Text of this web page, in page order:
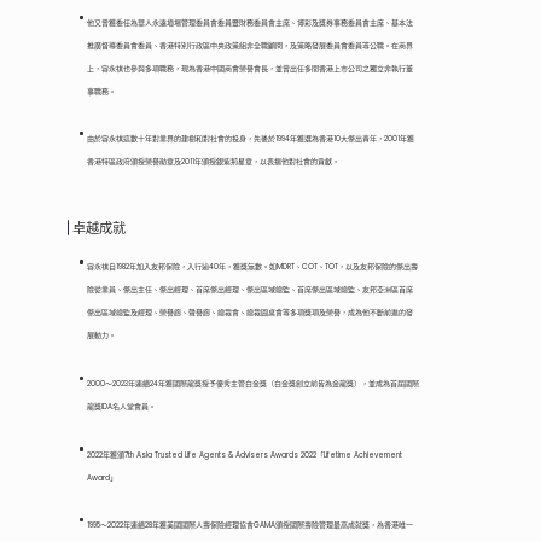
他又曾獲委任為華人永遠墳場管理委員會委員暨財務委員會主席、博彩及獎券事務委員會主席、基本法
推廣督導委員會委員、香港特別行政區中央政策組非全職顧問，及策略發展委員會委員等公職。在商界
上，容永祺也參與多項職務，現為香港中國商會榮譽會長，並曾出任多間香港上市公司之獨立非執行董
事職務。
由於容永祺這數十年對業界的建樹和對社會的投身，先後於1994年獲選為香港10大傑出青年，2001年獲
香港特區政府頒授榮譽勛章及2011年頒授銀紫荊星章，以表揚他對社會的貢獻。
卓越成就
容永祺自1982年加入友邦保險，入行逾40年，獲獎無數。如MDRT、COT、TOT，以及友邦保險的傑出壽
險從業員、傑出主任、傑出經理、首席傑出經理、傑出區域總監、首席傑出區域總監、友邦亞洲區首席
傑出區域總監及經理、榮譽廊、聲譽廊、總裁會、總裁圓桌會等多項獎項及榮譽，成為他不斷前進的發
展動力。
2000～2023年連續24年獲國際龍獎授予優秀主管白金獎（白金獎創立前皆為金龍獎），並成為首屆國際
龍獎IDA名人堂會員。
2022年獲頒7th Asia Trusted Life Agents & Advisers Awards 2022「Lifetime Achievement
Award」
1995～2022年連續28年獲美國國際人壽保險經理協會GAMA頒授國際壽險管理最高成就獎，為香港唯一